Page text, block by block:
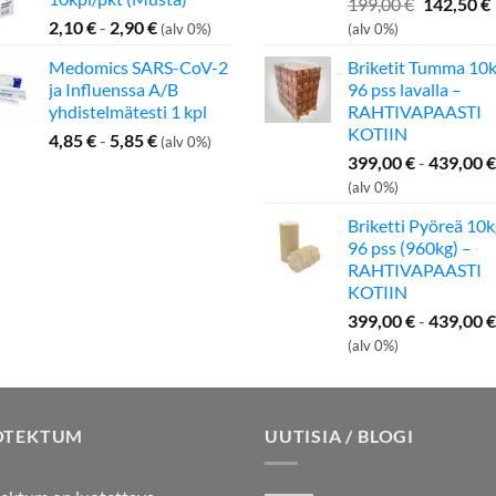
2,10€- 2,90€ (alv 0%)
Medomics SARS-CoV-2
ja Influenssa A/B
yhdistelmätesti 1 kpl
4,85€- 5,85€ (alv 0%)
199,00 €.
(alv 0%)
Briketit Tumma
96 pss lavalla –
RAHTIVAPAASTI
KOTIIN
399,00€- 439,00€
(alv 0%)
Briketti Pyöreä
96 pss (960kg) –
RAHTIVAPAASTI
KOTIIN
399,00€- 439,00€
(alv 0%)
UUTISIA / BLOGI